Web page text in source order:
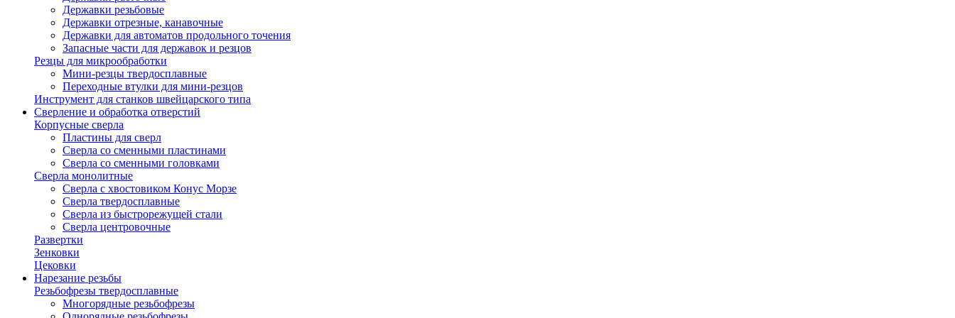
Державки резьбовые
Державки отрезные, канавочные
Державки для автоматов продольного точения
Запасные части для державок и резцов
Резцы для микрообработки
Мини-резцы твердосплавные
Переходные втулки для мини-резцов
Инструмент для станков швейцарского типа
Сверление и обработка отверстий
Корпусные сверла
Пластины для сверл
Сверла со сменными пластинами
Сверла со сменными головками
Сверла монолитные
Сверла с хвостовиком Конус Морзе
Сверла твердосплавные
Сверла из быстрорежущей стали
Сверла центровочные
Развертки
Зенковки
Цековки
Нарезание резьбы
Резьбофрезы твердосплавные
Многорядные резьбофрезы